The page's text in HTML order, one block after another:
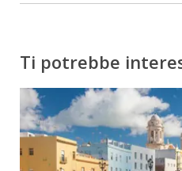
Ti potrebbe